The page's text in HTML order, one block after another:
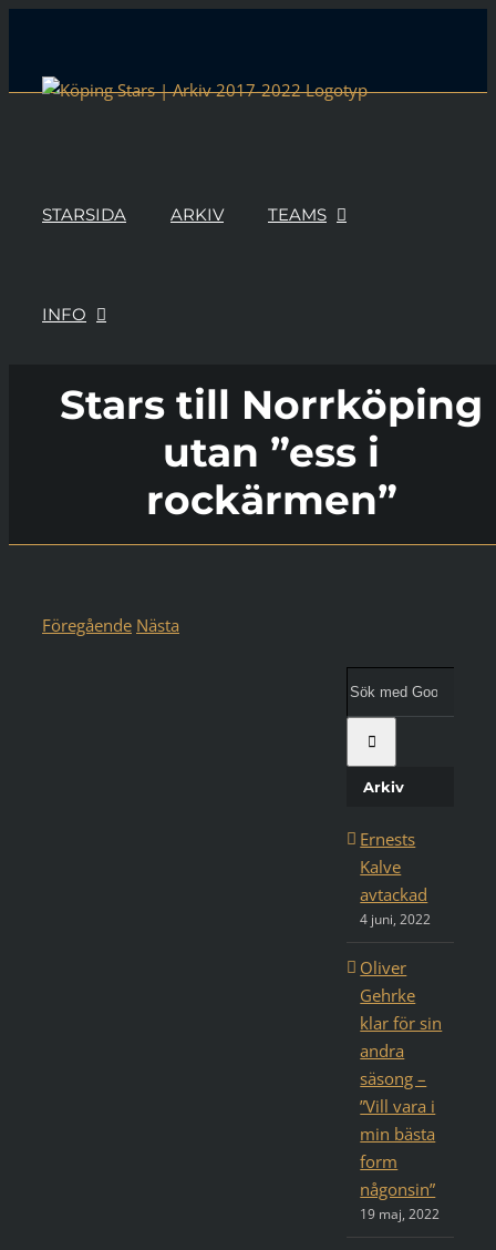
content
STARSIDA ARKIV TEAMS
INFO
Stars till Norrköping
utan ”ess i
rockärmen”
Föregående Nästa
Google:
Arkiv
Ernests
Kalve
avtackad
4 juni, 2022
Oliver
Gehrke
klar för sin
andra
säsong –
”Vill vara i
min bästa
form
någonsin”
19 maj, 2022